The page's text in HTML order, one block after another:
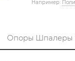
Например:
Опоры Шпалеры